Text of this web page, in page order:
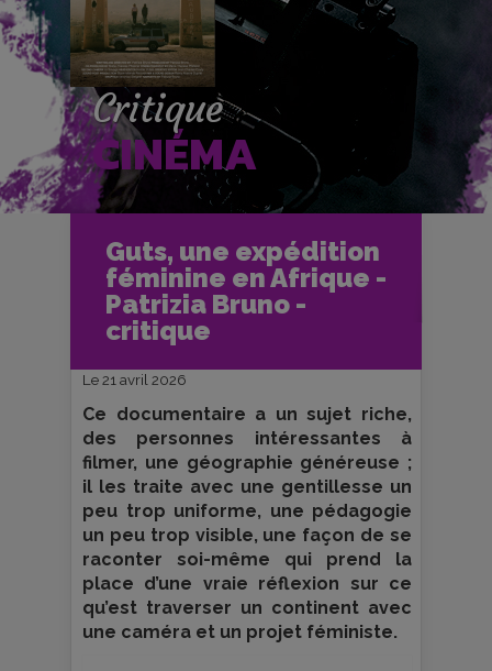
Critique
CINÉMA
Guts, une expédition
féminine en Afrique -
Patrizia Bruno -
critique
Accueil
Critiques et fiches films
Guts, une expédition féminine en
Afrique - Patrizia Bruno - critique
Le 21 avril 2026
Ce documentaire a un sujet riche,
des personnes intéressantes à
filmer, une géographie généreuse ;
il les traite avec une gentillesse un
peu trop uniforme, une pédagogie
un peu trop visible, une façon de se
raconter soi-même qui prend la
place d’une vraie réflexion sur ce
qu’est traverser un continent avec
une caméra et un projet féministe.